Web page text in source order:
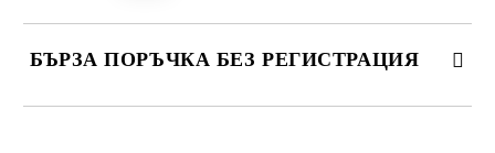
БЪРЗА ПОРЪЧКА БЕЗ РЕГИСТРАЦИЯ